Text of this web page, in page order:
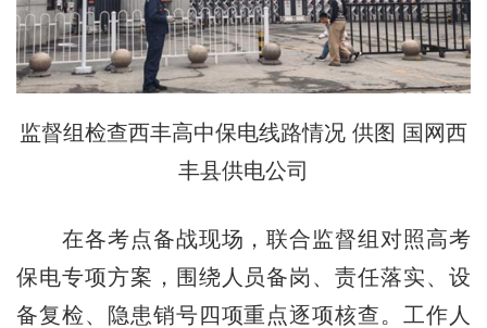
监督组检查西丰高中保电线路情况 供图 国网西
丰县供电公司
在各考点备战现场，联合监督组对照高考
保电专项方案，围绕人员备岗、责任落实、设
备复检、隐患销号四项重点逐项核查。工作人